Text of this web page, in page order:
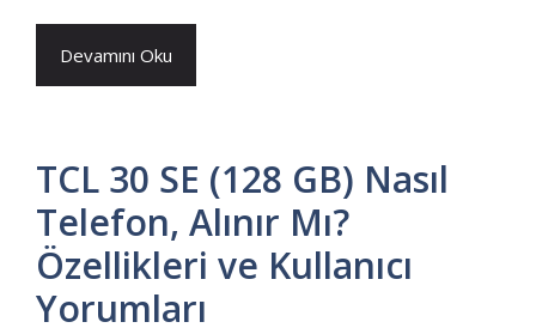
Devamını Oku
TCL 30 SE (128 GB) Nasıl
Telefon, Alınır Mı?
Özellikleri ve Kullanıcı
Yorumları